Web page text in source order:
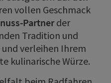
vollen Geschmack
Partnerder
Tradition und
verleihen Ihrem
kulinarische Würze.